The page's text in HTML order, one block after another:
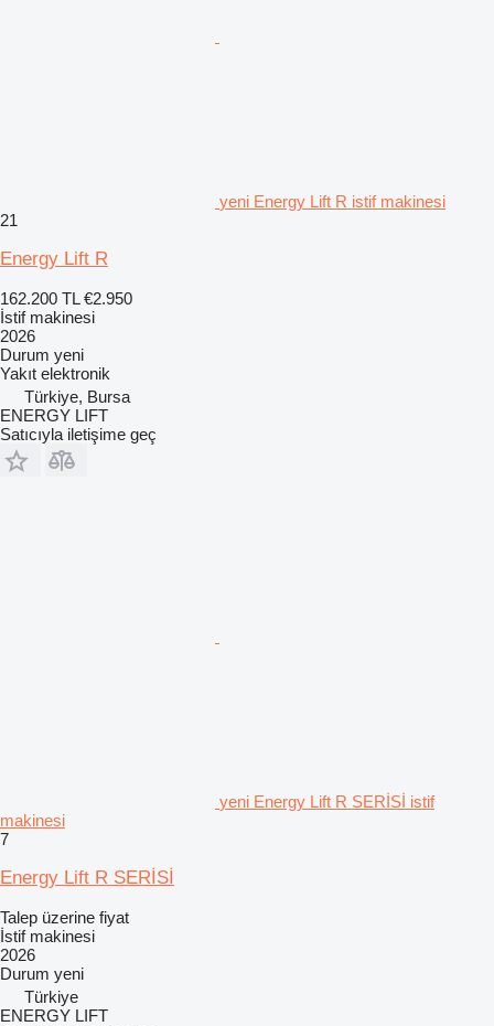
yeni Energy Lift R istif makinesi
21
Energy Lift R
162.200 TL €2.950
İstif makinesi
2026
Durum yeni
Yakıt elektronik
Türkiye, Bursa
ENERGY LIFT
Satıcıyla iletişime geç
yeni Energy Lift R SERİSİ istif
makinesi
7
Energy Lift R SERİSİ
Talep üzerine fiyat
İstif makinesi
2026
Durum yeni
Türkiye
ENERGY LIFT